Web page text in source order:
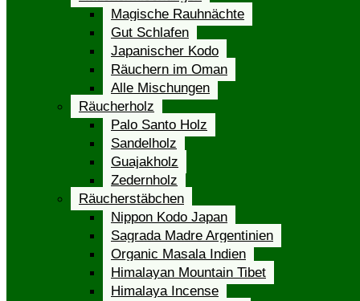
Magische Rauhnächte
Gut Schlafen
Japanischer Kodo
Räuchern im Oman
Alle Mischungen
Räucherholz
Palo Santo Holz
Sandelholz
Guajakholz
Zedernholz
Räucherstäbchen
Nippon Kodo Japan
Sagrada Madre Argentinien
Organic Masala Indien
Himalayan Mountain Tibet
Himalaya Incense